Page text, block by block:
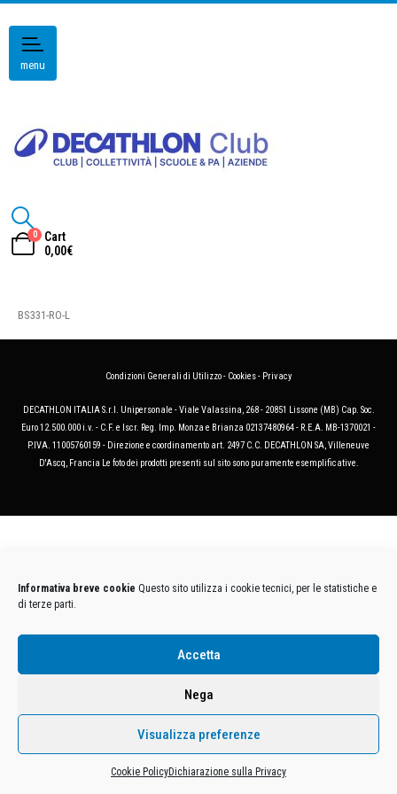
Informativa breve cookie Questo sito utilizza i cookie tecnici, per le statistiche e
di terze parti.
Accetta
Nega
Visualizza preferenze
Cookie PolicyDichiarazione sulla Privacy
menu
0
Cart
0,00€
BS331-RO-L
Condizioni Generali di Utilizzo- Cookies- Privacy
DECATHLON ITALIA S.r.l. Unipersonale - Viale Valassina, 268 - 20851 Lissone (MB) Cap. Soc.
Euro 12.500.000 i.v. - C.F. e Iscr. Reg. Imp. Monza e Brianza 02137480964 - R.E.A. MB-1370021 -
P.IVA. 11005760159 - Direzione e coordinamento art. 2497 C.C. DECATHLON SA, Villeneuve
D'Ascq, Francia Le foto dei prodotti presenti sul sito sono puramente esemplificative.